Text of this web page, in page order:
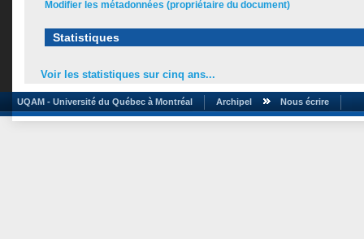
Modifier les métadonnées (propriétaire du document)
Statistiques
Voir les statistiques sur cinq ans...
UQAM - Université du Québec à Montréal Archipel Nous écrire